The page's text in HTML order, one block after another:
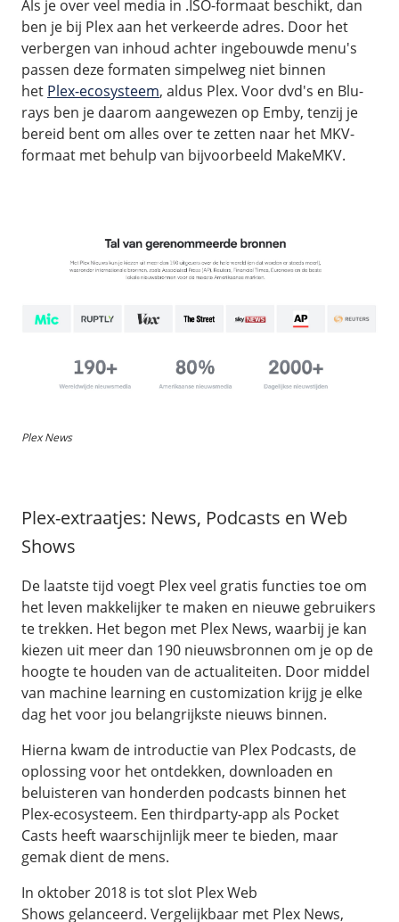
Als je over veel media in .ISO-formaat beschikt, dan
ben je bij Plex aan het verkeerde adres. Door het
verbergen van inhoud achter ingebouwde menu's
passen deze formaten simpelweg niet binnen
het Plex-ecosysteem, aldus Plex. Voor dvd's en Blu-
rays ben je daarom aangewezen op Emby, tenzij je
bereid bent om alles over te zetten naar het MKV-
formaat met behulp van bijvoorbeeld MakeMKV.
Plex News
Plex-extraatjes: News, Podcasts en Web
Shows
De laatste tijd voegt Plex veel gratis functies toe om
het leven makkelijker te maken en nieuwe gebruikers
te trekken. Het begon met Plex News, waarbij je kan
kiezen uit meer dan 190 nieuwsbronnen om je op de
hoogte te houden van de actualiteiten. Door middel
van machine learning en customization krijg je elke
dag het voor jou belangrijkste nieuws binnen.
Hierna kwam de introductie van Plex Podcasts, de
oplossing voor het ontdekken, downloaden en
beluisteren van honderden podcasts binnen het
Plex-ecosysteem. Een thirdparty-app als Pocket
Casts heeft waarschijnlijk meer te bieden, maar
gemak dient de mens.
In oktober 2018 is tot slot Plex Web
Shows gelanceerd. Vergelijkbaar met Plex News,